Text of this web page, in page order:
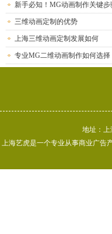
新手必知！MG动画制作关键
三维动画定制的优势
上海三维动画定制发展如何
专业MG二维动画制作如何选择
地址：
上海艺虎是一个专业从事商业广告